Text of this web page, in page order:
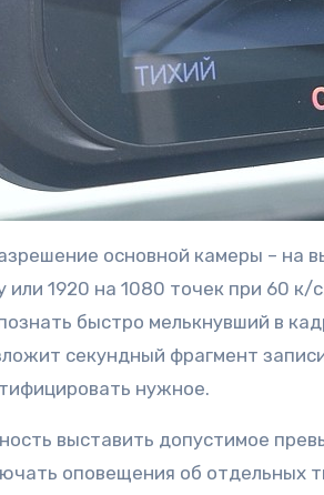
основной камеры – на
или 1920 на 1080 точек при 60
быстро мелькнувший в
секундный фрагмент
нужное.
выставить допустимое
оповещения об отдельных